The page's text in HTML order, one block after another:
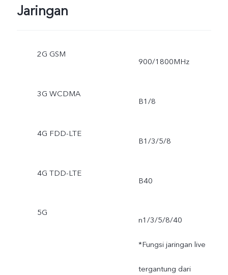
Jaringan
2G GSM
900/1800MHz
3G WCDMA
B1/8
4G FDD-LTE
B1/3/5/8
4G TDD-LTE
B40
5G
n1/3/5/8/40
*Fungsi jaringan live
tergantung dari